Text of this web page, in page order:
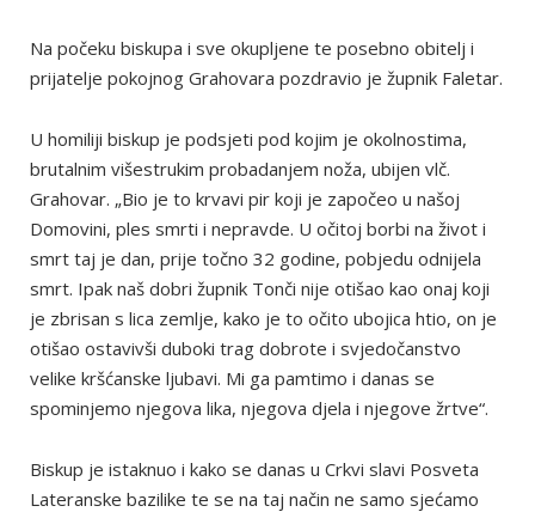
Na počeku biskupa i sve okupljene te posebno obitelj i
prijatelje pokojnog Grahovara pozdravio je župnik Faletar.
U homiliji biskup je podsjeti pod kojim je okolnostima,
brutalnim višestrukim probadanjem noža, ubijen vlč.
Grahovar. „Bio je to krvavi pir koji je započeo u našoj
Domovini, ples smrti i nepravde. U očitoj borbi na život i
smrt taj je dan, prije točno 32 godine, pobjedu odnijela
smrt. Ipak naš dobri župnik Tonči nije otišao kao onaj koji
je zbrisan s lica zemlje, kako je to očito ubojica htio, on je
otišao ostavivši duboki trag dobrote i svjedočanstvo
velike kršćanske ljubavi. Mi ga pamtimo i danas se
spominjemo njegova lika, njegova djela i njegove žrtve“.
Biskup je istaknuo i kako se danas u Crkvi slavi Posveta
Lateranske bazilike te se na taj način ne samo sjećamo